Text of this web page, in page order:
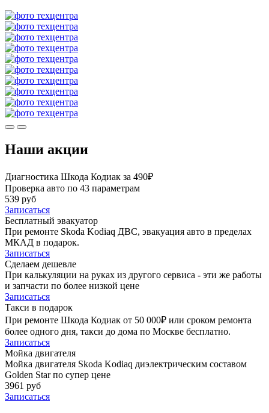
Наши акции
Диагностика Шкода Кодиак за 490₽
Проверка авто по 43 параметрам
539 руб
Записаться
Бесплатный эвакуатор
При ремонте Skoda Kodiaq ДВС, эвакуация авто в пределах
МКАД в подарок.
Записаться
Сделаем дешевле
При калькуляции на руках из другого сервиса - эти же работы
и запчасти по более низкой цене
Записаться
Такси в подарок
При ремонте Шкода Кодиак от 50 000₽ или сроком ремонта
более одного дня, такси до дома по Москве бесплатно.
Записаться
Мойка двигателя
Мойка двигателя Skoda Kodiaq диэлектрическим составом
Golden Star по супер цене
3961 руб
Записаться